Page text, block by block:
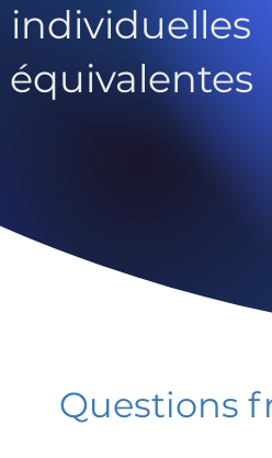
individuelles
équivalentes
Questions